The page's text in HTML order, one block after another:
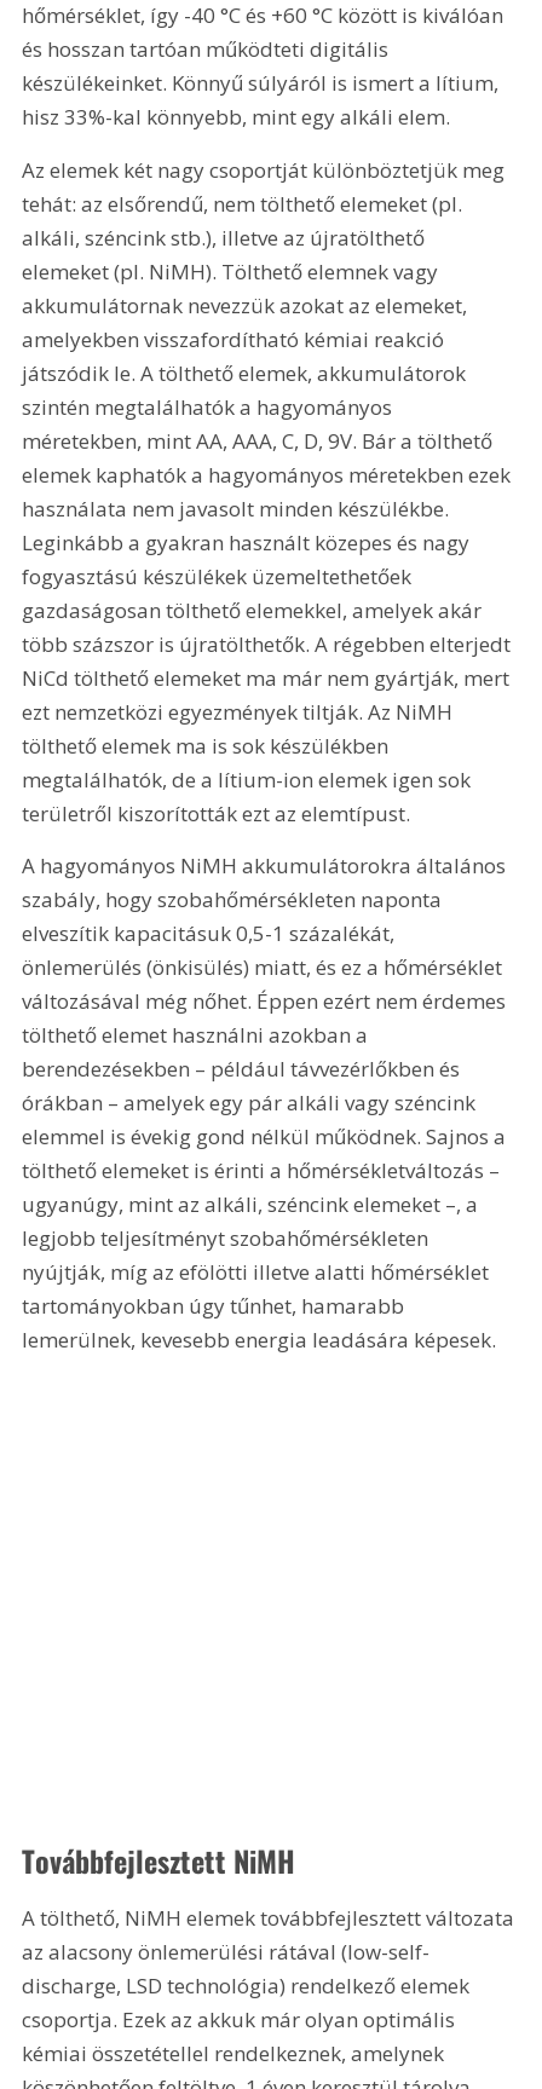
hőmérséklet, így -40 °C és +60 °C között is kiválóan
és hosszan tartóan működteti digitális
készülékeinket. Könnyű súlyáról is ismert a lítium,
hisz 33%-kal könnyebb, mint egy alkáli elem.
Az elemek két nagy csoportját különböztetjük meg
tehát: az elsőrendű, nem tölthető elemeket (pl.
alkáli, széncink stb.), illetve az újratölthető
elemeket (pl. NiMH). Tölthető elemnek vagy
akkumulátornak nevezzük azokat az elemeket,
amelyekben visszafordítható kémiai reakció
játszódik le. A tölthető elemek, akkumulátorok
szintén megtalálhatók a hagyományos
méretekben, mint AA, AAA, C, D, 9V. Bár a tölthető
elemek kaphatók a hagyományos méretekben ezek
használata nem javasolt minden készülékbe.
Leginkább a gyakran használt közepes és nagy
fogyasztású készülékek üzemeltethetőek
gazdaságosan tölthető elemekkel, amelyek akár
több százszor is újratölthetők. A régebben elterjedt
NiCd tölthető elemeket ma már nem gyártják, mert
ezt nemzetközi egyezmények tiltják. Az NiMH
tölthető elemek ma is sok készülékben
megtalálhatók, de a lítium-ion elemek igen sok
területről kiszorították ezt az elemtípust.
A hagyományos NiMH akkumulátorokra általános
szabály, hogy szobahőmérsékleten naponta
elveszítik kapacitásuk 0,5-1 százalékát,
önlemerülés (önkisülés) miatt, és ez a hőmérséklet
változásával még nőhet. Éppen ezért nem érdemes
tölthető elemet használni azokban a
berendezésekben – például távvezérlőkben és
órákban – amelyek egy pár alkáli vagy széncink
elemmel is évekig gond nélkül működnek. Sajnos a
tölthető elemeket is érinti a hőmérsékletváltozás –
ugyanúgy, mint az alkáli, széncink elemeket –, a
legjobb teljesítményt szobahőmérsékleten
nyújtják, míg az efölötti illetve alatti hőmérséklet
tartományokban úgy tűnhet, hamarabb
lemerülnek, kevesebb energia leadására képesek.
Továbbfejlesztett NiMH
A tölthető, NiMH elemek továbbfejlesztett változata
az alacsony önlemerülési rátával (low-self-
discharge, LSD technológia) rendelkező elemek
csoportja. Ezek az akkuk már olyan optimális
kémiai összetétellel rendelkeznek, amelynek